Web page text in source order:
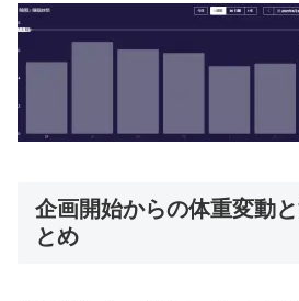
企画開始からの体重変動
とめ